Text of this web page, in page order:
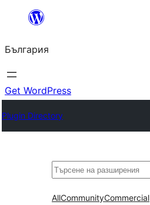
България
Get WordPress
Plugin Directory
Търсене
AllCommunityCommercial